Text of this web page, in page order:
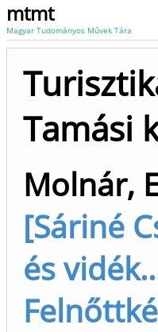
mtmt
Magyar Tudományos Művek Tára
Tamási
Molnár,
[Sáriné
és